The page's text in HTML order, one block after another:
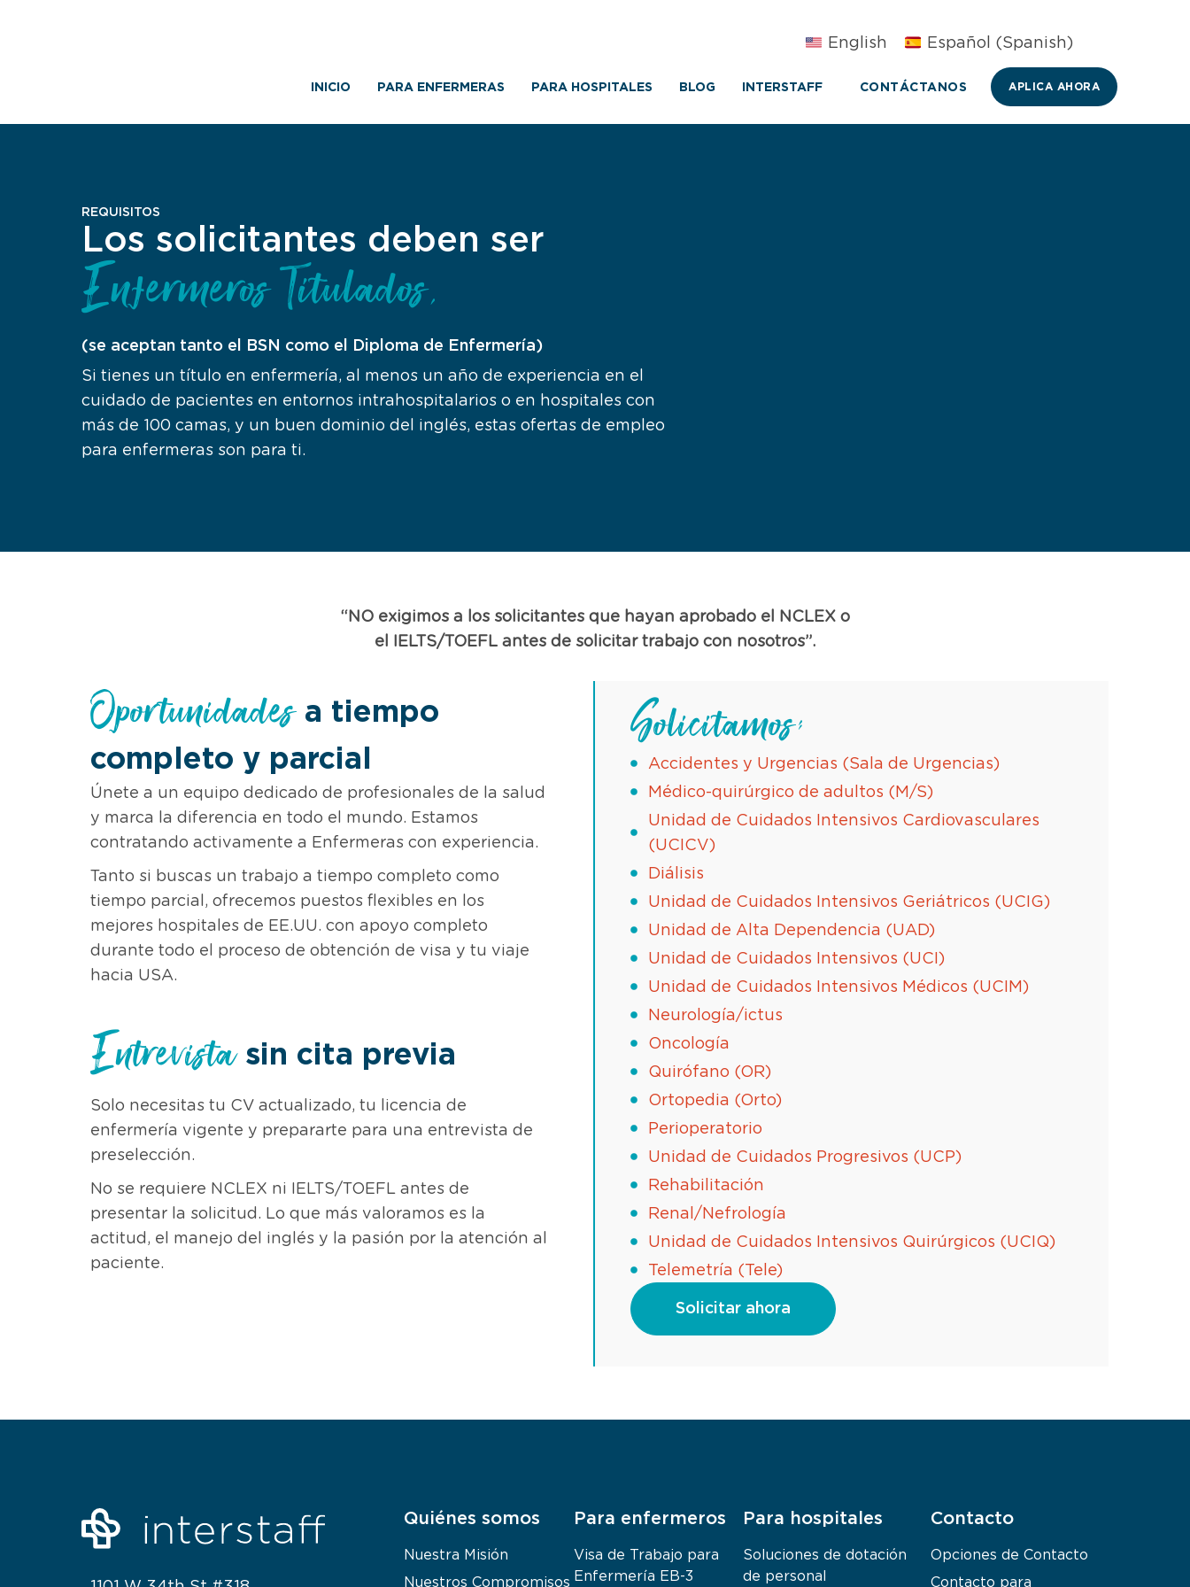
English Español (Spanish)
INICIO PARA ENFERMERAS PARA HOSPITALES BLOG INTERSTAFF CONTÁCTANOS APLICA AHORA
REQUISITOS
Los solicitantes deben ser
Enfermeros Titulados.
(se aceptan tanto el BSN como el Diploma de Enfermería)
Si tienes un título en enfermería, al menos un año de experiencia en el
cuidado de pacientes en entornos intrahospitalarios o en hospitales con
más de 100 camas, y un buen dominio del inglés, estas ofertas de empleo
para enfermeras son para ti.
“NO exigimos a los solicitantes que hayan aprobado el NCLEX o
el IELTS/TOEFL antes de solicitar trabajo con nosotros”.
Oportunidadesa tiempo
completo y parcial
Únete a un equipo dedicado de profesionales de la salud
y marca la diferencia en todo el mundo. Estamos
contratando activamente a Enfermeras con experiencia.
Tanto si buscas un trabajo a tiempo completo como
tiempo parcial, ofrecemos puestos flexibles en los
mejores hospitales de EE.UU. con apoyo completo
durante todo el proceso de obtención de visa y tu viaje
hacia USA.
Entrevistasin cita previa
Solo necesitas tu CV actualizado, tu licencia de
enfermería vigente y prepararte para una entrevista de
preselección.
No se requiere NCLEX ni IELTS/TOEFL antes de
presentar la solicitud. Lo que más valoramos es la
actitud, el manejo del inglés y la pasión por la atención al
paciente.
Solicitamos:
Accidentes y Urgencias (Sala de Urgencias)
Médico-quirúrgico de adultos (M/S)
Unidad de Cuidados Intensivos Cardiovasculares
(UCICV)
Diálisis
Unidad de Cuidados Intensivos Geriátricos (UCIG)
Unidad de Alta Dependencia (UAD)
Unidad de Cuidados Intensivos (UCI)
Unidad de Cuidados Intensivos Médicos (UCIM)
Neurología/ictus
Oncología
Quirófano (OR)
Ortopedia (Orto)
Perioperatorio
Unidad de Cuidados Progresivos (UCP)
Rehabilitación
Renal/Nefrología
Unidad de Cuidados Intensivos Quirúrgicos (UCIQ)
Telemetría (Tele)
Solicitar ahora
Quiénes somos
Nuestra Misión
Nuestros Compromisos
Para enfermeros
Visa de Trabajo para
Enfermería EB-3
Para hospitales
Soluciones de dotación
de personal
Contacto
Opciones de Contacto
Contacto para